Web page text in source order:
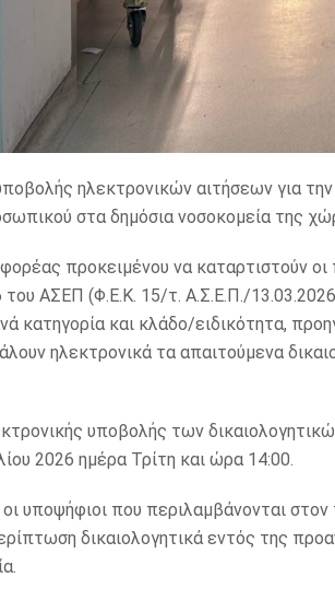
υποβολής ηλεκτρονικών αιτήσεων για
στα δημόσια νοσοκομεία της
προκειμένου να καταρτιστούν οι
ΑΣΕΠ (Φ.Ε.Κ. 15/τ. Α.Σ.Ε.Π./
κατηγορία και κλάδο/ειδικότητα,
ηλεκτρονικά τα απαιτούμενα
υποβολής των
2026 ημέρα Τρίτη και ώρα 14:00.
υποψήφιοι που περιλαμβάνονται
δικαιολογητικά εντός της